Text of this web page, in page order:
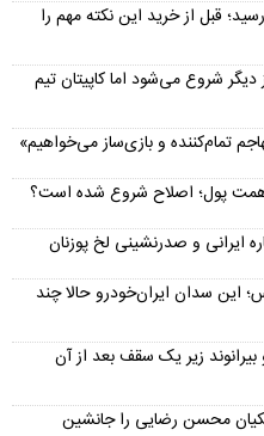
به مرز ۷ میلیون رسید؛ قبل از خرید این نکته مهم را
علیرضا جهانبخش؛ لیگ ۵ روز دیگر شروع می‌شود اما کاپیتان تیم
تمام‌کننده و بازی‌ساز می‌خواهیم»
پلاس؛ این سدان ایران‌خودرو حالا چند
بیرانوند زیر یک سقف بعد از آن
محسن رضایی را جانشین